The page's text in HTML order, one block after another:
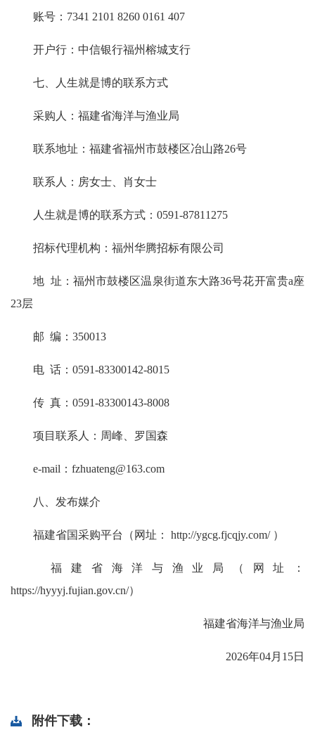
账号：7341 2101 8260 0161 407
开户行：中信银行福州榕城支行
七、人生就是博的联系方式
采购人：福建省海洋与渔业局
联系地址：福建省福州市鼓楼区冶山路26号
联系人：房女士、肖女士
人生就是博的联系方式：0591-87811275
招标代理机构：福州华腾招标有限公司
地 址：福州市鼓楼区温泉街道东大路36号花开富贵a座
23层
邮 编：350013
电 话：0591-83300142-8015
传 真：0591-83300143-8008
项目联系人：周峰、罗国森
e-mail： fzhuateng@163.com
八、发布媒介
福建省国采购平台（网址： http://ygcg.fjcqjy.com/ ）
福建省海洋与渔业局（网址：
https://hyyyj.fujian.gov.cn/）
福建省海洋与渔业局
2026年04月15日
附件下载：